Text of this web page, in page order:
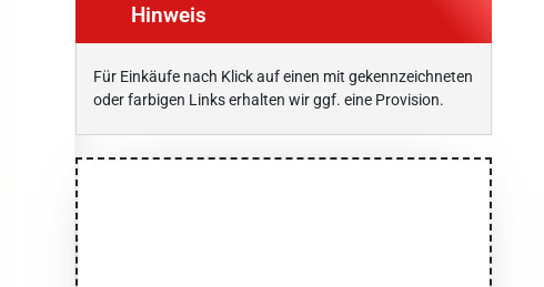
Hinweis
Für Einkäufe nach Klick auf einen mit gekennzeichneten
oder farbigen Links erhalten wir ggf. eine Provision.